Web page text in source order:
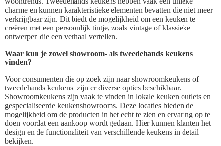
charme en kunnen karakteristieke elementen bevatten die niet meer
verkrijgbaar zijn. Dit biedt de mogelijkheid om een keuken te
creëren met een persoonlijk tintje, zoals vintage of klassieke
ontwerpen die een verhaal vertellen.
Waar kun je zowel showroom- als tweedehands keukens
vinden?
Voor consumenten die op zoek zijn naar showroomkeukens of
tweedehands keukens, zijn er diverse opties beschikbaar.
Showroomkeukens zijn vaak te vinden in lokale keuken outlets en
gespecialiseerde keukenshowrooms. Deze locaties bieden de
mogelijkheid om de producten in het echt te zien en ervaring op te
doen voordat een aankoop wordt gedaan. Hier kunnen klanten het
design en de functionaliteit van verschillende keukens in detail
bekijken.